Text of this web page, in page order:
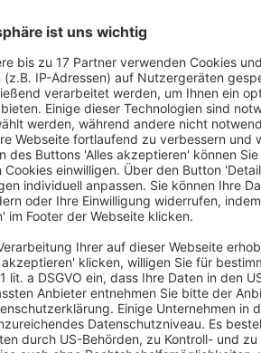
gewähren. Damit legt das
– wie das deutsche
Das Bundesurlaubsgesetz
Vorgaben dar. Nach § 1
bezahlten Erholungsurlaub. § 3 Abs.
Sechs-Tage-Woche exakt dem
Der Anspruch entsteht
erst nach sechsmonatigem
ist nach § 13 Abs. 1 S. 3
zu Lasten des Arbeitnehmers
ist nach ständiger BAG-
sonstigen Vertrag. 16
Mehrurlaub